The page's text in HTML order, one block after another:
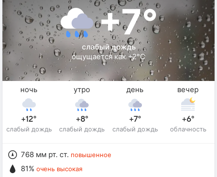
+7°
слабый дождь
ощущается как +2°C
ночь
+12°
слабый дождь
утро
+8°
слабый дождь
день
+7°
слабый дождь
вечер
+6°
облачность
768 мм рт. ст. повышенное
81% очень высокая